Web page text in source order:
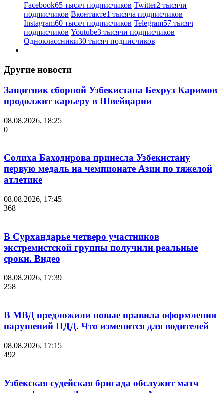
Facebook65 тысяч подписчиков Twitter2 тысячи
подписчиков Вконтакте1 тысяча подписчиков
Instagram60 тысяч подписчиков Telegram57 тысяч
подписчиков Youtube3 тысячи подписчиков
Одноклассники30 тысяч подписчиков
Другие новости
Защитник сборной Узбекистана Бехруз Каримов
продолжит карьеру в Швейцарии
08.08.2026, 18:25
0
Солиха Баходирова принесла Узбекистану
первую медаль на чемпионате Азии по тяжелой
атлетике
08.08.2026, 17:45
368
В Сурхандарье четверо участников
экстремистской группы получили реальные
сроки. Видео
08.08.2026, 17:39
258
В МВД предложили новые правила оформления
нарушений ПДД. Что изменится для водителей
08.08.2026, 17:15
492
Узбекская судейская бригада обслужит матч